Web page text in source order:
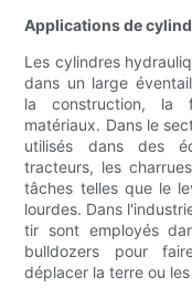
Applications de
Les cylindres
dans un large
la construction, la
matériaux. Dans le
utilisés dans des
tracteurs, les
tâches telles que le
lourdes. Dans
tir sont employés
bulldozers pour
déplacer la terre ou